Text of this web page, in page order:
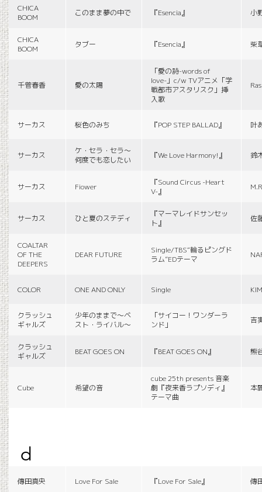
CHICA
BOOM
このまま夢の中で 『Esencia』 小
CHICA
BOOM
タブー 『Esencia』 柴
千菅春香 愛の太陽
「愛の詩-words of
love-」c/w TVアニメ「学
戦都市アスタリスク」挿
入歌
サーカス 桜色のみち 『POP STEP BALLAD』 叶
サーカス
ケ・セラ・セラ〜
何度でも恋したい
『We Love Harmony!』 鈴
サーカス Fiower
『Sound Circus -Heart
V-』
サーカス ひと夏のステディ
『マーマレイドサンセッ
ト』
佐
COALTAR
OF THE
DEEPERS
DEAR FUTURE
Single/TBS“輪るピングド
ラム”EDテーマ
COLOR ONE AND ONLY Single
クラッシュ
ギャルズ
少年のままで〜ベ
スト・ライバル〜
「サイコー！ワンダーラ
ンド」
吉
クラッシュ
ギャルズ
BEAT GOES ON 『BEAT GOES ON』 熊
Cube 希望の音
cube 25th presents 音楽
劇『夜来香ラプソディ』
テーマ曲
本
d
傳田真央 Love For Sale 『Love For Sale』 傳